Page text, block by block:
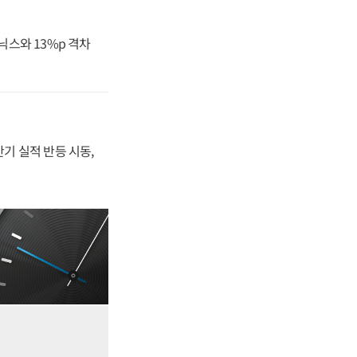
스와 13%p 격차
실적 반등 시동,